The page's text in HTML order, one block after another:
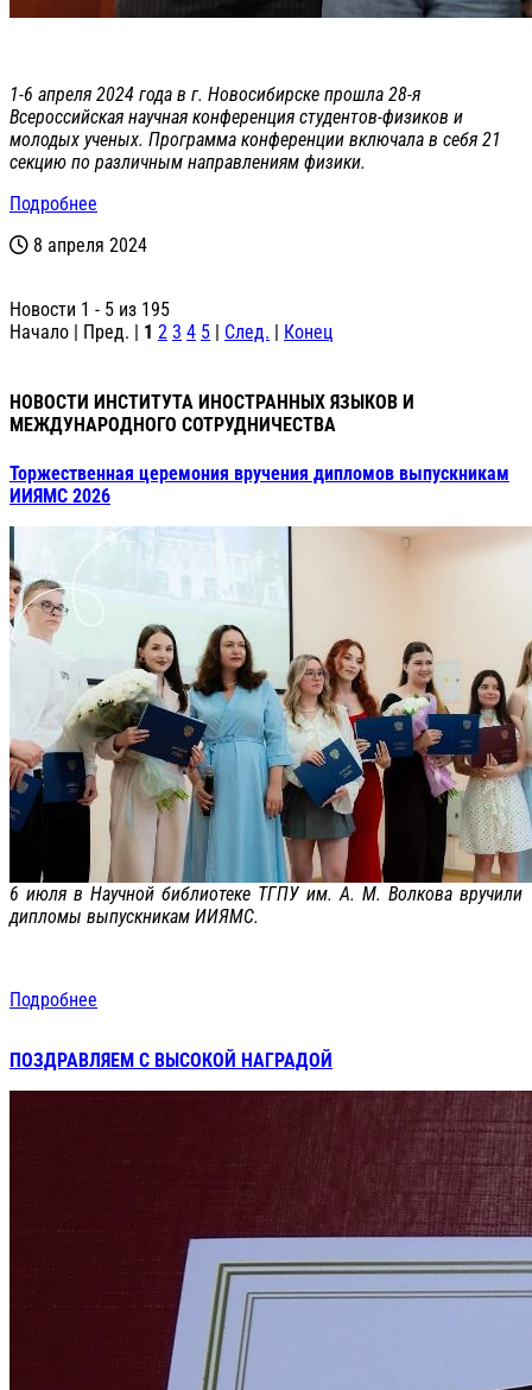
1-6 апреля 2024 года в г. Новосибирске прошла 28-я
Всероссийская научная конференция студентов-физиков и
молодых ученых. Программа конференции включала в себя 21
секцию по различным направлениям физики.
Подробнее
8 апреля 2024
Новости 1 - 5 из 195
Начало | Пред. | 1 2 3 4 5 | След. | Конец
НОВОСТИ ИНСТИТУТА ИНОСТРАННЫХ ЯЗЫКОВ И
МЕЖДУНАРОДНОГО СОТРУДНИЧЕСТВА
Торжественная церемония вручения дипломов выпускникам
ИИЯМС 2026
6 июля в Научной библиотеке ТГПУ им. А. М. Волкова вручили
дипломы выпускникам ИИЯМС.
Подробнее
ПОЗДРАВЛЯЕМ С ВЫСОКОЙ НАГРАДОЙ